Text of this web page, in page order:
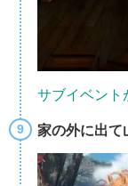
サブイベント
家の外に出て